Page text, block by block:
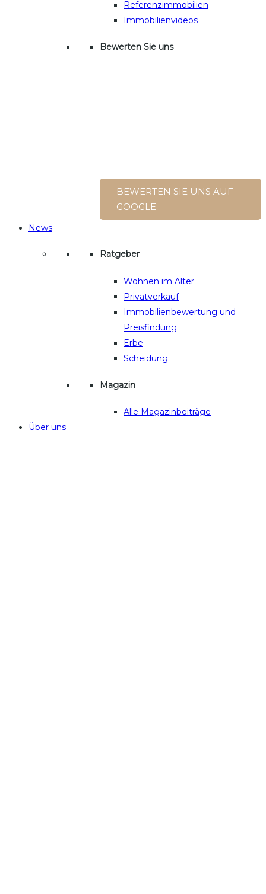
Referenzimmobilien
Immobilienvideos
Bewerten Sie uns
BEWERTEN SIE UNS AUF
GOOGLE
News
Ratgeber
Wohnen im Alter
Privatverkauf
Immobilienbewertung und
Preisfindung
Erbe
Scheidung
Magazin
Alle Magazinbeiträge
Über uns